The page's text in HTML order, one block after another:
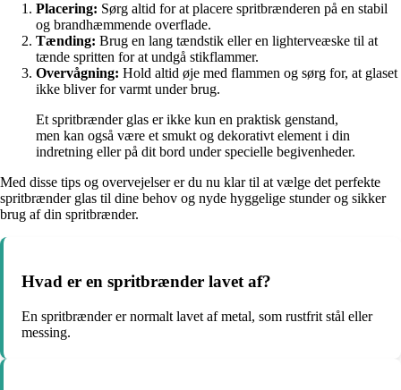
Placering: Sørg altid for at placere spritbrænderen på en stabil
og brandhæmmende overflade.
Tænding: Brug en lang tændstik eller en lighterveæske til at
tænde spritten for at undgå stikflammer.
Overvågning: Hold altid øje med flammen og sørg for, at glaset
ikke bliver for varmt under brug.
Et spritbrænder glas er ikke kun en praktisk genstand,
men kan også være et smukt og dekorativt element i din
indretning eller på dit bord under specielle begivenheder.
Med disse tips og overvejelser er du nu klar til at vælge det perfekte
spritbrænder glas til dine behov og nyde hyggelige stunder og sikker
brug af din spritbrænder.
Hvad er en spritbrænder lavet af?
En spritbrænder er normalt lavet af metal, som rustfrit stål eller
messing.